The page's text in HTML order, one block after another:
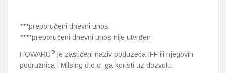
***preporučeni dnevni unos
****preporučeni dnevni unos nije utvrđen
HOWARU® je zaštićeni naziv poduzeća IFF ili njegovih
podružnica i Milsing d.o.o. ga koristi uz dozvolu.